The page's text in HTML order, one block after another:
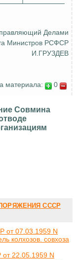
Делами
Министров РСФСР
И.ГРУЗДЕВ
материала: 0
Совмина
СССР
от 07.03.1959 N
колхозов. совхоза
22.05.1959 N